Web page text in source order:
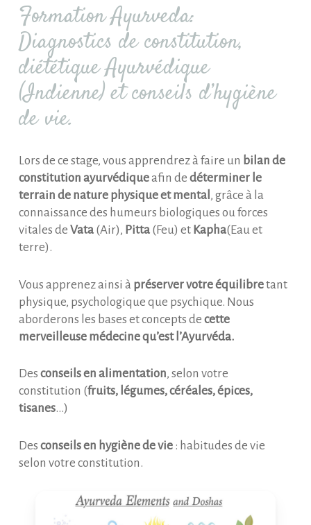
Formation Ayurveda:
Diagnostics de constitution,
diététique Ayurvédique
(Indienne) et conseils d’hygiène
de vie.
Lors de ce stage, vous apprendrez à faire un bilan de
constitution ayurvédiqueafin de déterminer le
terrain de nature physique et mental , grâce à la
connaissance des humeurs biologiques ou forces
vitales de Vata(Air), Pitta(Feu) et Kapha(Eau et
terre).
Vous apprenez ainsi à préserver votre équilibretant
physique, psychologique que psychique. Nous
aborderons les bases et concepts de cette
merveilleuse médecine qu’est l’Ayurvéda.
Des conseils en alimentation, selon votre
constitution (fruits, légumes, céréales, épices,
tisanes…)
Des conseils en hygiène de vie : habitudes de vie
selon votre constitution.